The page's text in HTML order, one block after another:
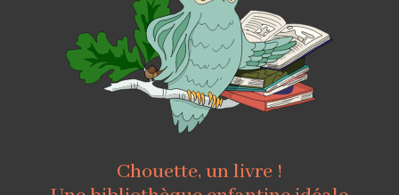
Chouette, un livre !